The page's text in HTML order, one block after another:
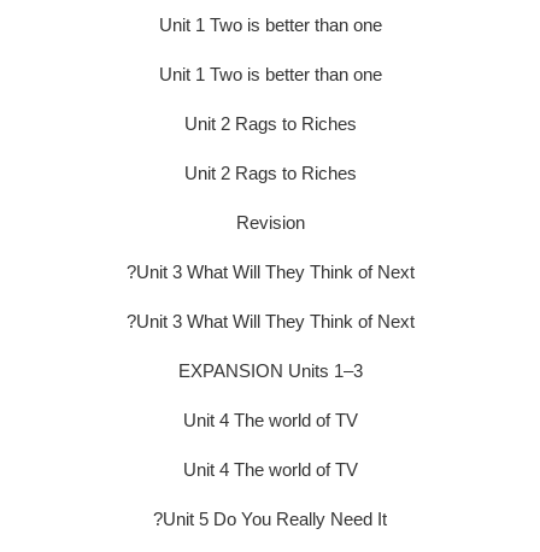
Unit 1 Two is better than one
Unit 1 Two is better than one
Unit 2 Rags to Riches
Unit 2 Rags to Riches
Revision
Unit 3 What Will They Think of Next?
Unit 3 What Will They Think of Next?
EXPANSION Units 1–3
Unit 4 The world of TV
Unit 4 The world of TV
Unit 5 Do You Really Need It?